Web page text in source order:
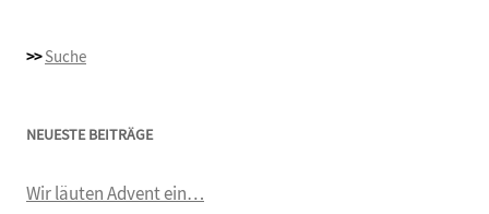
>> Suche
NEUESTE BEITRÄGE
Wir läuten Advent ein…